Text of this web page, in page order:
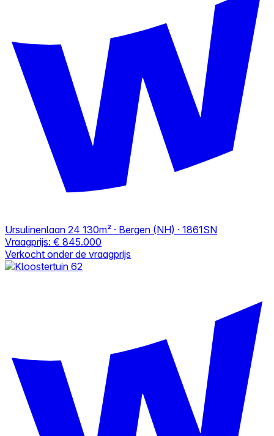
Ursulinenlaan 24 130m² · Bergen (NH) · 1861SN
Vraagprijs: € 845.000
Verkocht onder de vraagprijs